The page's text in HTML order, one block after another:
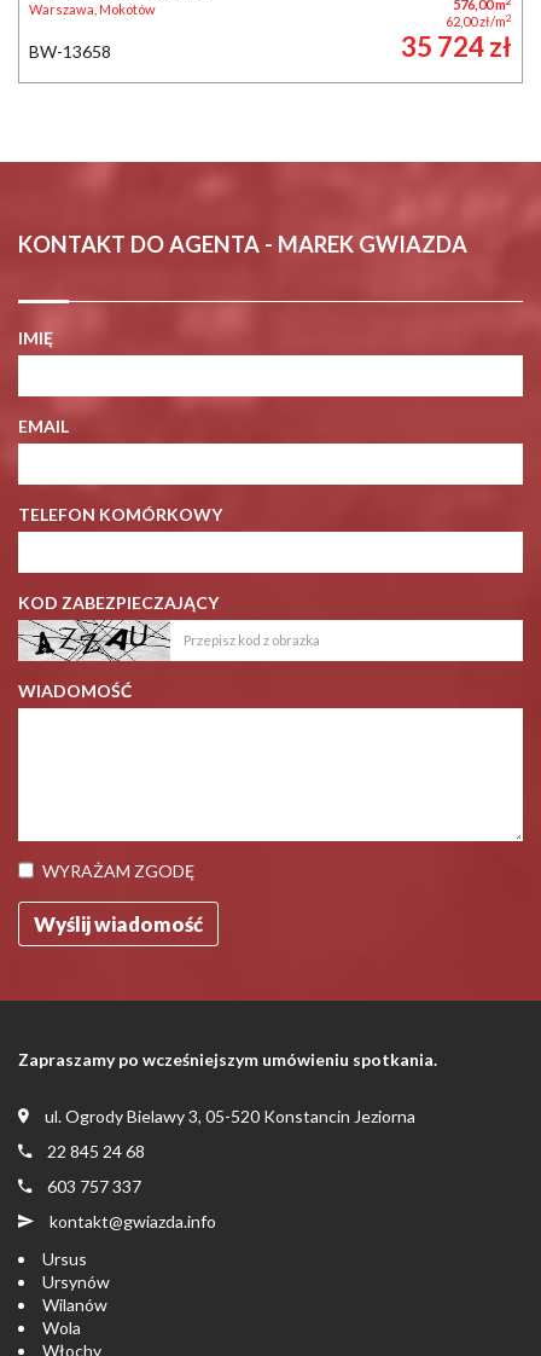
Warszawa, Mokotów 576,00 m
62,00 zł/m2
BW-13658 35 724 zł
KONTAKT DO AGENTA - MAREK GWIAZDA
IMIĘ
EMAIL
TELEFON KOMÓRKOWY
KOD ZABEZPIECZAJĄCY
WIADOMOŚĆ
WYRAŻAM ZGODĘ
Zapraszamy po wcześniejszym umówieniu spotkania.
ul. Ogrody Bielawy 3, 05-520 Konstancin Jeziorna
22 845 24 68
603 757 337
kontakt@gwiazda.info
Ursus
Ursynów
Wilanów
Wola
Włochy